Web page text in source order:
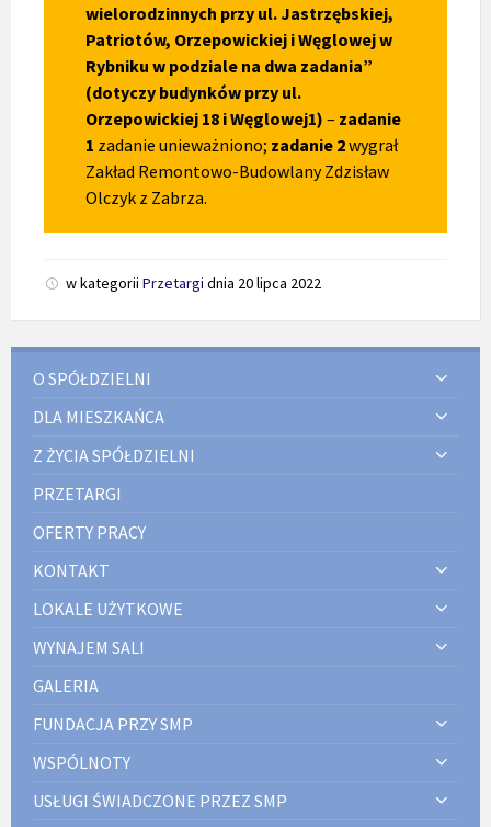
wielorodzinnych przy ul. Jastrzębskiej,
Patriotów, Orzepowickiej i Węglowej w
Rybniku w podziale na dwa zadania”
(dotyczy budynków przy ul.
Orzepowickiej 18 i Węglowej1) – zadanie
1 zadanie unieważniono; zadanie 2wygrał
Zakład Remontowo-Budowlany Zdzisław
Olczyk z Zabrza.
w kategorii Przetargi dnia 20 lipca 2022
O SPÓŁDZIELNI
DLA MIESZKAŃCA
Z ŻYCIA SPÓŁDZIELNI
PRZETARGI
OFERTY PRACY
KONTAKT
LOKALE UŻYTKOWE
WYNAJEM SALI
GALERIA
FUNDACJA PRZY SMP
WSPÓLNOTY
USŁUGI ŚWIADCZONE PRZEZ SMP